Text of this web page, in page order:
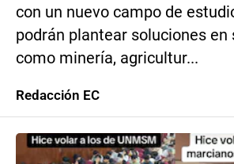
con un nuevo campo de
podrán plantear soluciones en
como minería, agricultur...
Redacción EC